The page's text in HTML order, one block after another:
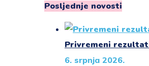
Posljednje novosti
Privremeni
6. srpnja 2026.